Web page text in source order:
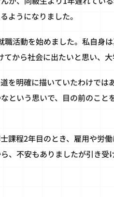
ようになりました。
活動を始めました。私自身
から社会に出たいと思い、大
を明確に描いていたわけでは
という思いで、目の前のこ
課程2年目のとき、雇用や労
、不安もありましたが引き